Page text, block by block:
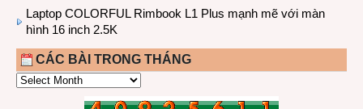
Laptop COLORFUL Rimbook L1 Plus mạnh mẽ với màn
hình 16 inch 2.5K
CÁC BÀI TRONG THÁNG
CÁC